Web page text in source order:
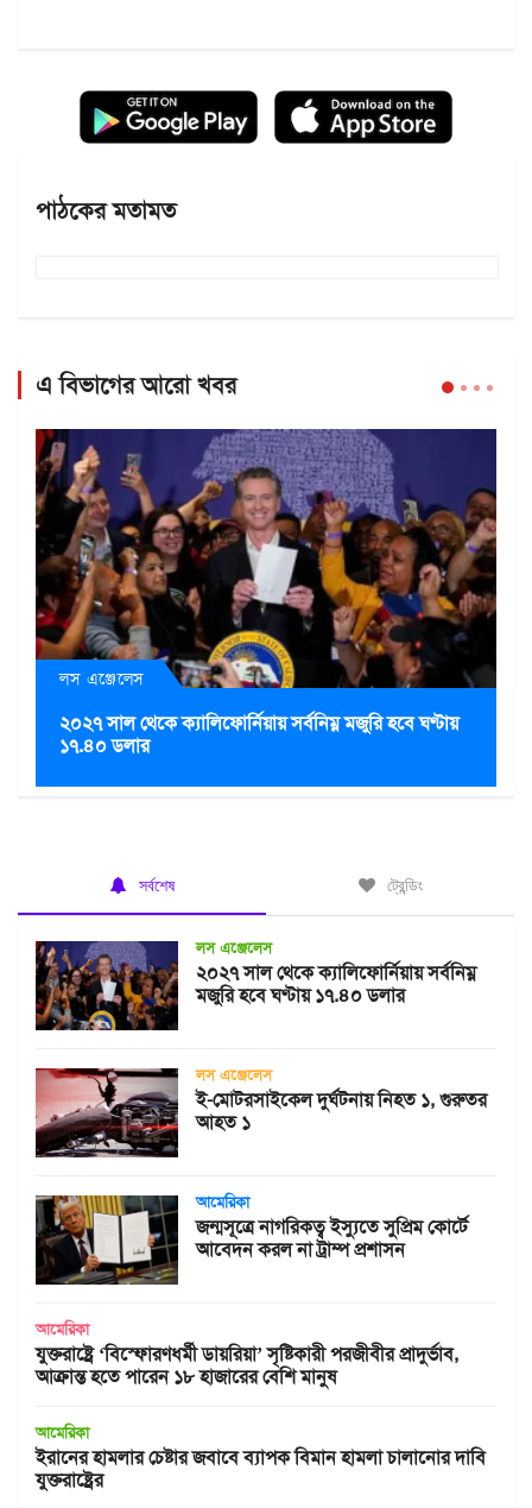
পাঠকের মতামত
এ বিভাগের আরো খবর
লস এঞ্জেলেস
২০২৭ সাল থেকে ক্যালিফোর্নিয়ায় সর্বনিম্ন মজুরি হবে ঘণ্টায়
১৭.৪০ ডলার
সর্বশেষ ট্রেন্ডিং
লস এঞ্জেলেস
২০২৭ সাল থেকে ক্যালিফোর্নিয়ায় সর্বনিম্ন
মজুরি হবে ঘণ্টায় ১৭.৪০ ডলার
লস এঞ্জেলেস
ই-মোটরসাইকেল দুর্ঘটনায় নিহত ১, গুরুতর
আহত ১
আমেরিকা
জন্মসূত্রে নাগরিকত্ব ইস্যুতে সুপ্রিম কোর্টে
আবেদন করল না ট্রাম্প প্রশাসন
আমেরিকা
যুক্তরাষ্ট্রে ‘বিস্ফোরণধর্মী ডায়রিয়া’ সৃষ্টিকারী পরজীবীর প্রাদুর্ভাব,
আক্রান্ত হতে পারেন ১৮ হাজারের বেশি মানুষ
আমেরিকা
ইরানের হামলার চেষ্টার জবাবে ব্যাপক বিমান হামলা চালানোর দাবি
যুক্তরাষ্ট্রের